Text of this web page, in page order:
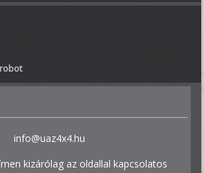
info@uaz4x4.hu
kizárólag az oldallal kapcsolatos